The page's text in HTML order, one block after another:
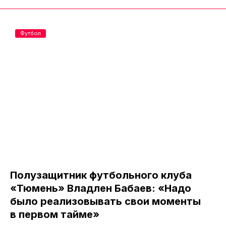
Полузащитник футбольного клуба
«Тюмень» Владлен Бабаев: «Надо
было реализовывать свои моменты
в первом тайме»
Футбол